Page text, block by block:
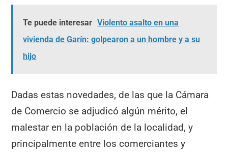
Te puede interesar Violento asalto en una
vivienda de Garín: golpearon a un hombre y a su
hijo
Dadas estas novedades, de las que la Cámara
de Comercio se adjudicó algún mérito, el
malestar en la población de la localidad, y
principalmente entre los comerciantes y